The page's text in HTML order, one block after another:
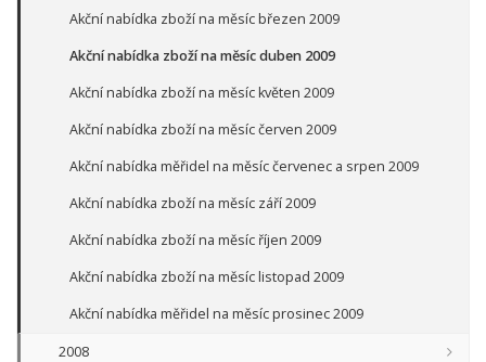
Akční nabídka zboží na měsíc březen 2009
Akční nabídka zboží na měsíc duben 2009
Akční nabídka zboží na měsíc květen 2009
Akční nabídka zboží na měsíc červen 2009
Akční nabídka měřidel na měsíc červenec a srpen 2009
Akční nabídka zboží na měsíc září 2009
Akční nabídka zboží na měsíc říjen 2009
Akční nabídka zboží na měsíc listopad 2009
Akční nabídka měřidel na měsíc prosinec 2009
2008